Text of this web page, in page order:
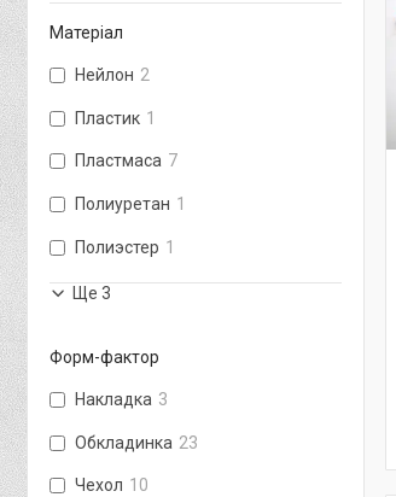
Матеріал
Нейлон 2
Пластик 1
Пластмаса 7
Полиуретан 1
Полиэстер 1
Ще 3
Форм-фактор
Накладка 3
Обкладинка 23
Чехол 10